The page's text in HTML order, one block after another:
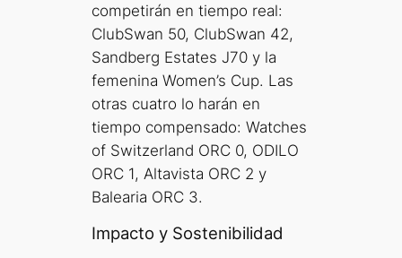
competirán en tiempo real:
ClubSwan 50, ClubSwan 42,
Sandberg Estates J70 y la
femenina Women’s Cup. Las
otras cuatro lo harán en
tiempo compensado: Watches
of Switzerland ORC 0, ODILO
ORC 1, Altavista ORC 2 y
Balearia ORC 3.
Impacto y Sostenibilidad